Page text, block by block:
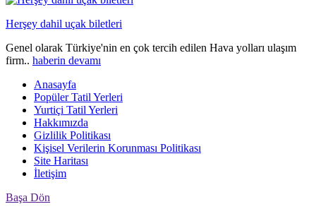
Herşey dahil uçak biletleri
Genel olarak Türkiye'nin en çok tercih edilen Hava yolları ulaşım
firm.. haberin devamı
Anasayfa
Popüler Tatil Yerleri
Yurtiçi Tatil Yerleri
Hakkımızda
Gizlilik Politikası
Kişisel Verilerin Korunması Politikası
Site Haritası
İletişim
Başa Dön